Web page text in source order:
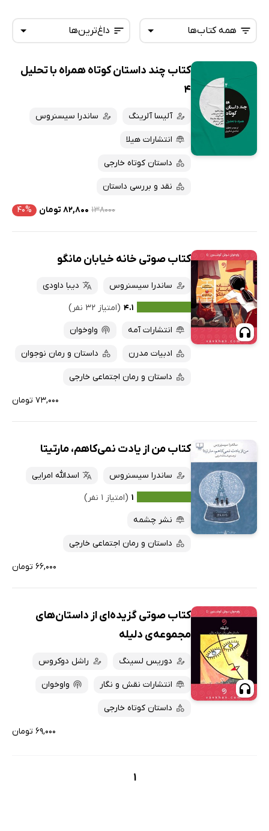
داغ‌ترین‌ها
تازه‌ها
پرفروش‌ها
ارزان ترین‌ها
همه کتاب‌ها
کتاب‌های صوتی
کتاب‌های متنی
کتاب چند داستان کوتاه همراه با تحلیل
4
آلیسا آلرینگ ساندرا سیسنروس
انتشارات هیلا
داستان کوتاه خارجی
نقد و بررسی داستان
۱۳۸۰۰۰ ۸۲,۸۰۰ تومان ۴۰%
کتاب صوتی خانه خیابان مانگو
ساندرا سیسنروس
دیبا داودی
۴.۱ (امتیاز ۳۲ نفر)
انتشارات آمه
واوخوان
ادبیات مدرن داستان و رمان نوجوان
داستان و رمان اجتماعی خارجی
۷۳,۰۰۰ تومان
کتاب من از یادت نمی‌کاهم، مارتیتا
ساندرا سیسنروس
اسدالله امرایی
۱ (امتیاز ۱ نفر)
نشر چشمه
داستان و رمان اجتماعی خارجی
۶۶,۰۰۰ تومان
کتاب صوتی گزیده‌ای از داستان‌های
مجموعه‌ی دلیله
دوریس لسینگ راشل دوکروس
انتشارات نقش و نگار واوخوان
داستان کوتاه خارجی
۶۹,۰۰۰ تومان
1